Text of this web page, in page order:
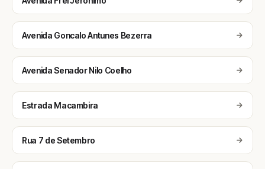
Avenida Goncalo Antunes Bezerra
Avenida Senador Nilo Coelho
Estrada Macambira
Rua 7 de Setembro